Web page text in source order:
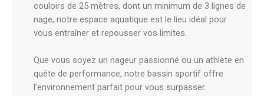
couloirs de 25 mètres, dont un minimum de 3 lignes de
nage, notre espace aquatique est le lieu idéal pour
vous entraîner et repousser vos limites.
Que vous soyez un nageur passionné ou un athlète en
quête de performance, notre bassin sportif offre
l’environnement parfait pour vous surpasser.